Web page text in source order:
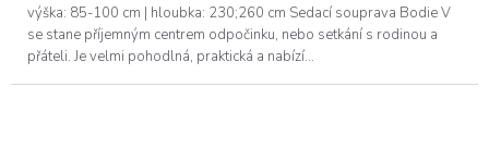
výška: 85-100 cm | hloubka: 230;260 cm Sedací souprava Bodie V
se stane příjemným centrem odpočinku, nebo setkání s rodinou a
přáteli. Je velmi pohodlná, praktická a nabízí...